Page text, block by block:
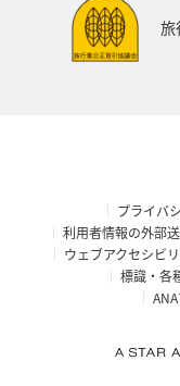
プレミアムメンバー
ANAのサービス
ANAショッピング A-
サイクリング
スーパーフライヤーズ
旅
プライバ
利用者情報の外部
ウェブアクセシビ
標識・各